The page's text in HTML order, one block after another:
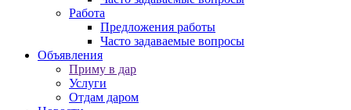
Работа
Предложения работы
Часто задаваемые вопросы
Объявления
Приму в дар
Услуги
Отдам даром